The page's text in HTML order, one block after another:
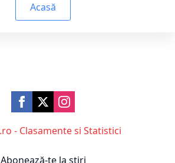
Acasă
Abonează-te la știri